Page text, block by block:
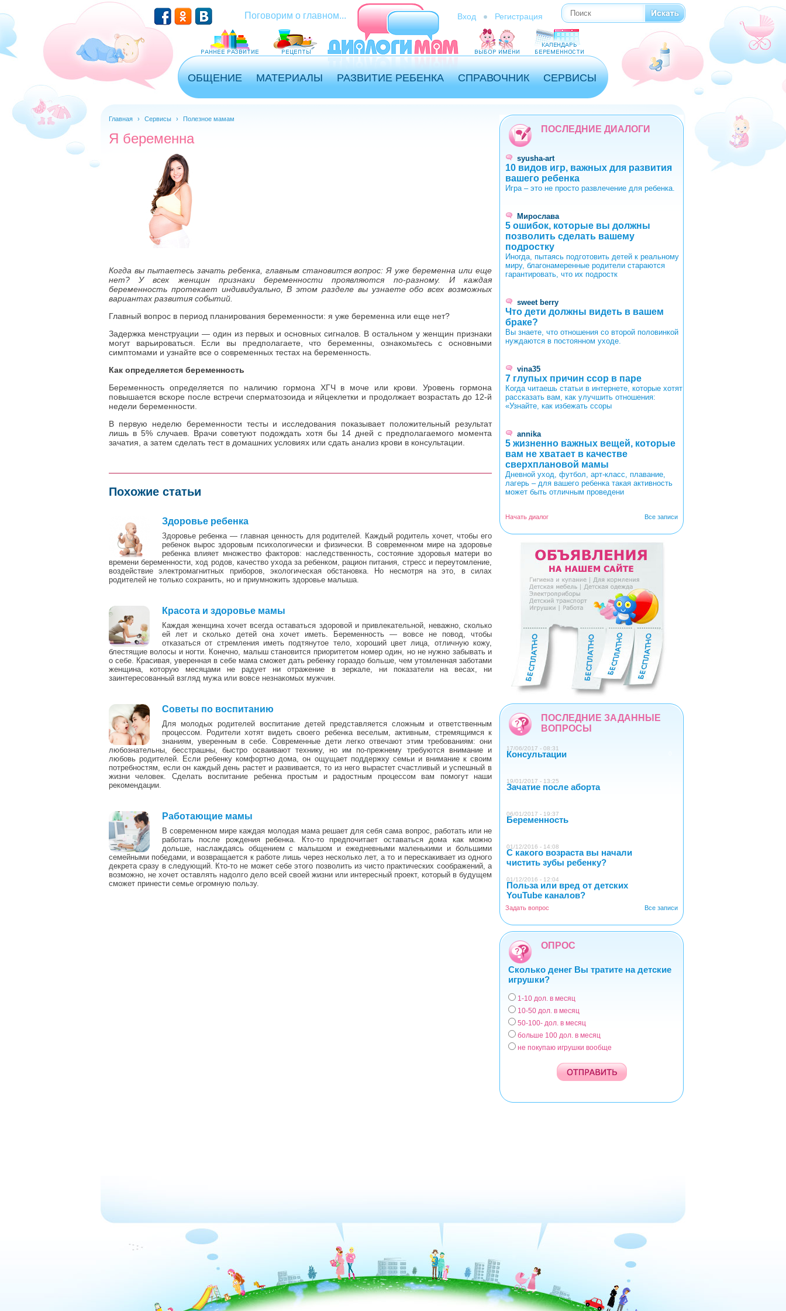
Перейти к основному содержанию
Поговорим о главном... Вход Регистрация Форма поиска
Поиск
ОБЩЕНИЕ МАТЕРИАЛЫ РАЗВИТИЕ РЕБЕНКА СПРАВОЧНИК СЕРВИСЫ
Главная › Сервисы › Полезное мамам
Я беременна
Когда вы пытаетесь зачать ребенка, главным становится вопрос: Я уже беременна или еще
нет? У всех женщин признаки беременности проявляются по-разному. И каждая
беременность протекает индивидуально, В этом разделе вы узнаете обо всех возможных
вариантах развития событий.
Главный вопрос в период планирования беременности: я уже беременна или еще нет?
Задержка менструации — один из первых и основных сигналов. В остальном у женщин признаки
могут варьироваться. Если вы предполагаете, что беременны, ознакомьтесь с основными
симптомами и узнайте все о современных тестах на беременность.
Как определяется беременность
Беременность определяется по наличию гормона ХГЧ в моче или крови. Уровень гормона
повышается вскоре после встречи сперматозоида и яйцеклетки и продолжает возрастать до 12-й
недели беременности.
В первую неделю беременности тесты и исследования показывает положительный результат
лишь в 5% случаев. Врачи советуют подождать хотя бы 14 дней с предполагаемого момента
зачатия, а затем сделать тест в домашних условиях или сдать анализ крови в консультации.
Похожие статьи
Здоровье ребенка
Здоровье ребенка — главная ценность для родителей. Каждый родитель хочет, чтобы его
ребенок вырос здоровым психологически и физически. В современном мире на здоровье
ребенка влияет множество факторов: наследственность, состояние здоровья матери во
времени беременности, ход родов, качество ухода за ребенком, рацион питания, стресс и переутомление,
воздействие электромагнитных приборов, экологическая обстановка. Но несмотря на это, в силах
родителей не только сохранить, но и приумножить здоровье малыша.
Красота и здоровье мамы
Каждая женщина хочет всегда оставаться здоровой и привлекательной, неважно, сколько
ей лет и сколько детей она хочет иметь. Беременность — вовсе не повод, чтобы
отказаться от стремления иметь подтянутое тело, хороший цвет лица, отличную кожу,
блестящие волосы и ногти. Конечно, малыш становится приоритетом номер один, но не нужно забывать и
о себе. Красивая, уверенная в себе мама сможет дать ребенку гораздо больше, чем утомленная заботами
женщина, которую месяцами не радует ни отражение в зеркале, ни показатели на весах, ни
заинтересованный взгляд мужа или вовсе незнакомых мужчин.
Советы по воспитанию
Для молодых родителей воспитание детей представляется сложным и ответственным
процессом. Родители хотят видеть своего ребенка веселым, активным, стремящимся к
знаниям, уверенным в себе. Современные дети легко отвечают этим требованиям: они
любознательны, бесстрашны, быстро осваивают технику, но им по-прежнему требуются внимание и
любовь родителей. Если ребенку комфортно дома, он ощущает поддержку семьи и внимание к своим
потребностям, если он каждый день растет и развивается, то из него вырастет счастливый и успешный в
жизни человек. Сделать воспитание ребенка простым и радостным процессом вам помогут наши
рекомендации.
Работающие мамы
В современном мире каждая молодая мама решает для себя сама вопрос, работать или не
работать после рождения ребенка. Кто-то предпочитает оставаться дома как можно
дольше, наслаждаясь общением с малышом и ежедневными маленькими и большими
семейными победами, и возвращается к работе лишь через несколько лет, а то и перескакивает из одного
декрета сразу в следующий. Кто-то не может себе этого позволить из чисто практических соображений, а
возможно, не хочет оставлять надолго дело всей своей жизни или интересный проект, который в будущем
сможет принести семье огромную пользу.
ПОСЛЕДНИЕ ДИАЛОГИ
syusha-art
10 видов игр, важных для развития
вашего ребенка
Игра – это не просто развлечение для ребенка.
Мирослава
5 ошибок, которые вы должны
позволить сделать вашему
подростку
Иногда, пытаясь подготовить детей к реальному
миру, благонамеренные родители стараются
гарантировать, что их подростк
sweet berry
Что дети должны видеть в вашем
браке?
Вы знаете, что отношения со второй половинкой
нуждаются в постоянном уходе.
vina35
7 глупых причин ссор в паре
Когда читаешь статьи в интернете, которые хотят
рассказать вам, как улучшить отношения:
«Узнайте, как избежать ссоры
annika
5 жизненно важных вещей, которые
вам не хватает в качестве
сверхплановой мамы
Дневной уход, футбол, арт-класс, плавание,
лагерь – для вашего ребенка такая активность
может быть отличным проведени
Все записи
Начать диалог
0123456789
ПОСЛЕДНИЕ ЗАДАННЫЕ
ВОПРОСЫ
17/06/2017 - 08:31
Консультации
19/01/2017 - 13:25
Зачатие после аборта
06/01/2017 - 19:37
Беременность
01/12/2016 - 14:08
С какого возраста вы начали
чистить зубы ребенку?
01/12/2016 - 12:04
Польза или вред от детских
YouTube каналов?
Все записи
Задать вопрос
ОПРОС
Сколько денег Вы тратите на детские
игрушки?
Варианты
1-10 дол. в месяц
10-50 дол. в месяц
50-100- дол. в месяц
больше 100 дол. в месяц
не покупаю игрушки вообще